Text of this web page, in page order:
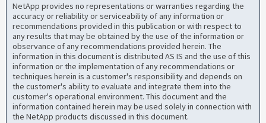
NetApp provides no representations or warranties regarding the
accuracy or reliability or serviceability of any information or
recommendations provided in this publication or with respect to
any results that may be obtained by the use of the information or
observance of any recommendations provided herein. The
information in this document is distributed AS IS and the use of this
information or the implementation of any recommendations or
techniques herein is a customer's responsibility and depends on
the customer's ability to evaluate and integrate them into the
customer's operational environment. This document and the
information contained herein may be used solely in connection with
the NetApp products discussed in this document.